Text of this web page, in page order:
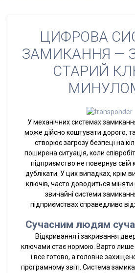
ЦИФРОВА
ЗАМИКАННЯ —
СТАРИЙ
У механічних системах
може дійсно коштувати дорого,
створює загрозу безпеці на
поширена ситуація, коли
підприємство не повернув свій
дублікати. У цих випадках, крім
ключів, часто доводиться міняти
звичайні системи
підприємствах справедливо
Сучасним людям
Відкривання і закривання
ключами стає нормою. Варто лише
і все готово, а головне
програмному звіті. Система